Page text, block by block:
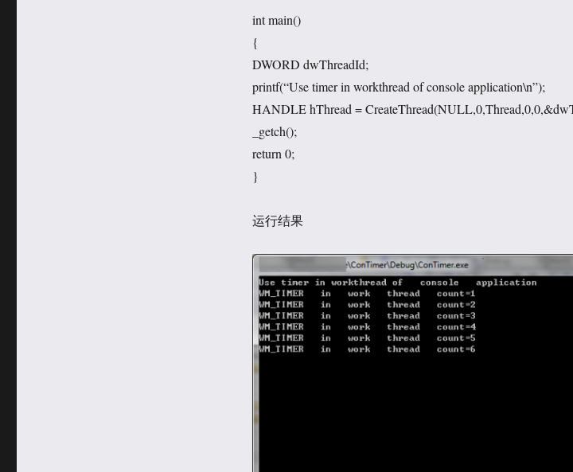
int main()
{
DWORD dwThreadId;
printf(“Use timer in workthread of console application\n”);
HANDLE hThread =
_getch();
return 0;
}
运行结果